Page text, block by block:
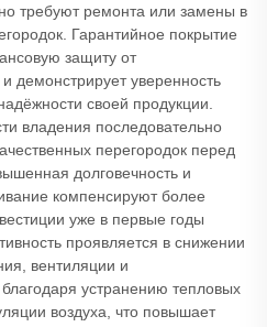
требуют ремонта или замены в
Гарантийное покрытие
защиту от
демонстрирует уверенность
своей продукции.
владения последовательно
перегородок перед
долговечность и
компенсируют более
уже в первые годы
проявляется в снижении
вентиляции и
устранению тепловых
воздуха, что повышает